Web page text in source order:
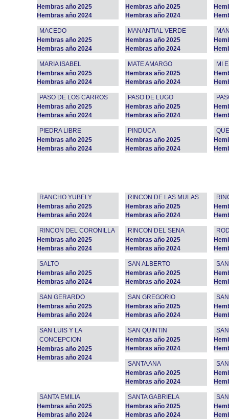
Hembras año 2025
Hembras año 2024
Hembras año 2025
Hembras año 2024
MACEDO
Hembras año 2025
Hembras año 2024
MANANTIAL VERDE
Hembras año 2025
Hembras año 2024
MARIA ISABEL
Hembras año 2025
Hembras año 2024
MATE AMARGO
Hembras año 2025
Hembras año 2024
MI
PASO DE LOS CARROS
Hembras año 2025
Hembras año 2024
PASO DE LUGO
Hembras año 2025
Hembras año 2024
PIEDRA LIBRE
Hembras año 2025
Hembras año 2024
PINDUCA
Hembras año 2025
Hembras año 2024
RANCHO YUBELY
Hembras año 2025
Hembras año 2024
RINCON DE LAS MULAS
Hembras año 2025
Hembras año 2024
RINCON DEL CORONILLA
Hembras año 2025
Hembras año 2024
RINCON DEL SENA
Hembras año 2025
Hembras año 2024
SALTO
Hembras año 2025
Hembras año 2024
SAN ALBERTO
Hembras año 2025
Hembras año 2024
SAN GERARDO
Hembras año 2025
Hembras año 2024
SAN GREGORIO
Hembras año 2025
Hembras año 2024
SAN LUIS Y LA
CONCEPCION
Hembras año 2025
Hembras año 2024
SAN QUINTIN
Hembras año 2025
Hembras año 2024
SANTA ANA
Hembras año 2025
Hembras año 2024
SANTA EMILIA
Hembras año 2025
Hembras año 2024
SANTA GABRIELA
Hembras año 2025
Hembras año 2024